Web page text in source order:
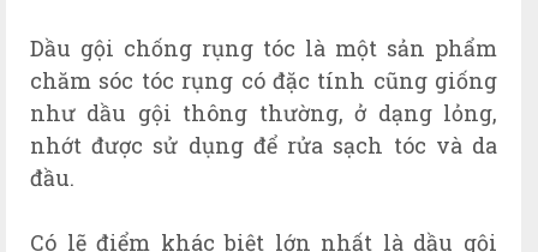
Dầu gội chống rụng tóc là một sản phẩm
chăm sóc tóc rụng có đặc tính cũng giống
như dầu gội thông thường, ở dạng lỏng,
nhớt được sử dụng để rửa sạch tóc và da
đầu.
Có lẽ điểm khác biệt lớn nhất là dầu gội